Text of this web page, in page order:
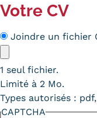
Votre CV
Méthode
CV
Joindre un fichier
1 seul fichier.
Limité à 2 Mo.
Types autorisés :
CAPTCHA